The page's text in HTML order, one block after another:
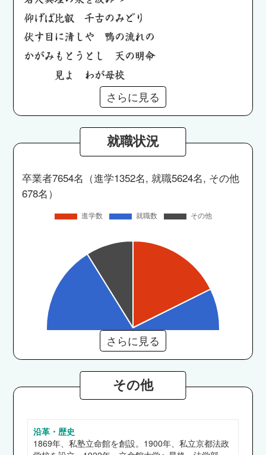
さらに見る
就職状況
卒業者7654名（進学1352名, 就職5624名, その他
678名）
法学部
さらに見る
その他
沿革・歴史
1869年、私塾立命館を創設。1900年、私立京都法政